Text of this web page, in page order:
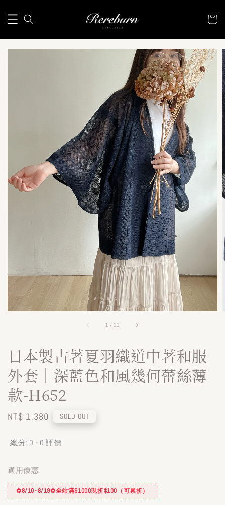
1 / 11
日本製古著夏羽織道中著和服
外套｜深藍色和風幾何蕾絲薄
款-H652
Regular
NT$ 1,380 SOLD OUT
總分: 0 - 0 評價
適用優惠
✿8/10~8/19✿全站滿$1000現折$100（可累折）